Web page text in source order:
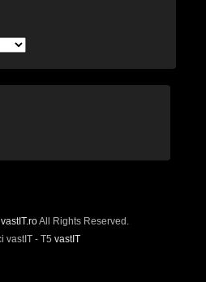
vastIT.roAll Rights Reserved.
vastIT - T5 vastIT